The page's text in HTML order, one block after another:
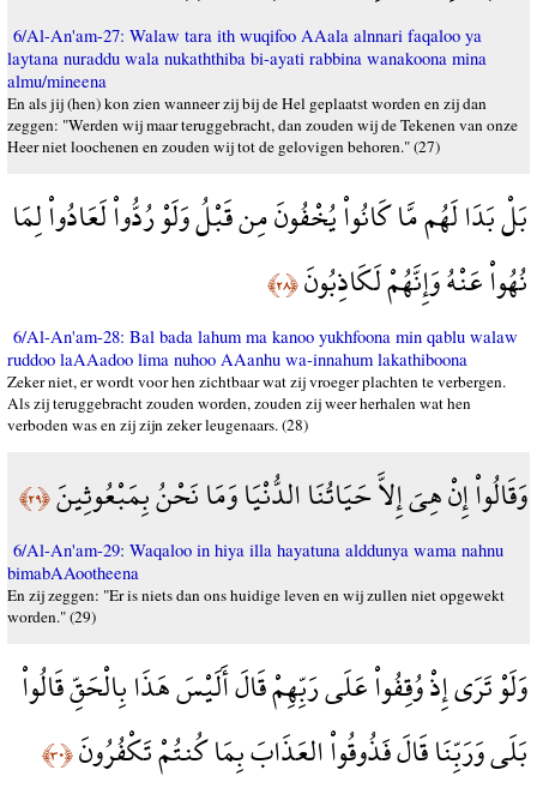
6/Al-An'am-27: Walaw tara ith wuqifoo AAala alnnari faqaloo ya
laytana nuraddu wala nukaththiba bi-ayati rabbina wanakoona mina
almu/mineena
En als jij (hen) kon zien wanneer zij bij de Hel geplaatst worden en zij dan
zeggen: "Werden wij maar teruggebracht, dan zouden wij de Tekenen van onze
Heer niet loochenen en zouden wij tot de gelovigen behoren." (27)
بَلْ بَدَا لَهُم مَّا كَانُواْ يُخْفُونَ مِن قَبْلُ وَلَوْ رُدُّواْ لَعَادُواْ لِمَا
نُهُواْ عَنْهُ وَإِنَّهُمْ لَكَاذِبُونَ﴿٢٨﴾
6/Al-An'am-28: Bal bada lahum ma kanoo yukhfoona min qablu walaw
ruddoo laAAadoo lima nuhoo AAanhu wa-innahum lakathiboona
Zeker niet, er wordt voor hen zichtbaar wat zij vroeger plachten te verbergen.
Als zij teruggebracht zouden worden, zouden zij weer herhalen wat hen
verboden was en zij zijn zeker leugenaars. (28)
وَقَالُواْ إِنْ هِيَ إِلاَّ حَيَاتُنَا الدُّنْيَا وَمَا نَحْنُ بِمَبْعُوثِينَ﴿٢٩﴾
6/Al-An'am-29: Waqaloo in hiya illa hayatuna alddunya wama nahnu
bimabAAootheena
En zij zeggen: "Er is niets dan ons huidige leven en wij zullen niet opgewekt
worden." (29)
وَلَوْ تَرَى إِذْ وُقِفُواْ عَلَى رَبِّهِمْ قَالَ أَلَيْسَ هَذَا بِالْحَقِّ قَالُواْ
بَلَى وَرَبِّنَا قَالَ فَذُوقُواْ العَذَابَ بِمَا كُنتُمْ تَكْفُرُونَ﴿٣٠﴾